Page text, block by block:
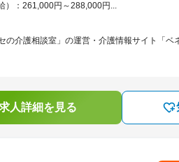
）：261,000円～288,000円...
介護相談室」の運営・介護情報サイト「ベ
人詳細を見る